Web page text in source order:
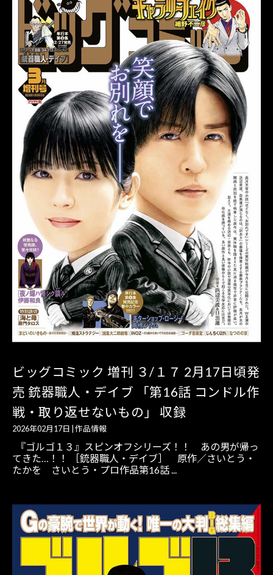
ビッグコミック 増刊 ３/１７ 2月17日頃発
売 銃器職人・デイブ 「第16話 コンドル作
戦・取り返せないもの」 収録
2026年02月17日 作品情報
『ゴルゴ１３』スピンオフシリーズ！！ あの男が帰っ
てきた…！！ ［銃器職人・デイブ］ 原作／さいとう・
たかを さいとう・プロ作品第16話 ...